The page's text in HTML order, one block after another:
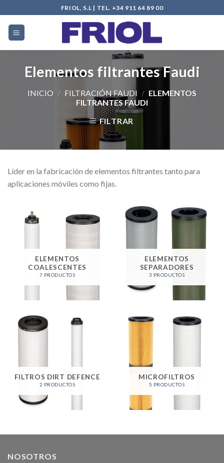
content
FRIOL, S.L | TEL. +34 911 64 89 00
Elementos filtrantes Faudi
INICIO / FILTRACIÓN FAUDI / ELEMENTOS
FILTRANTES FAUDI
FILTRAR
Líder en la fabricación de elementos filtrantes tanto para
aplicaciones móviles como fijas.
ELEMENTOS
COALESCENTES
7 PRODUCTOS
ELEMENTOS
SEPARADORES
3 PRODUCTOS
FILTROS DIRT DEFENCE
2 PRODUCTOS
MICROFILTROS
5 PRODUCTOS
NOSOTROS